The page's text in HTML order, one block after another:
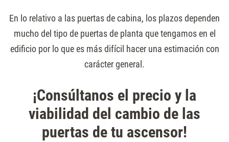
En lo relativo a las puertas de cabina, los plazos dependen
mucho del tipo de puertas de planta que tengamos en el
edificio por lo que es más difícil hacer una estimación con
carácter general.
¡Consúltanos el precio y la
viabilidad del cambio de las
puertas de tu ascensor!